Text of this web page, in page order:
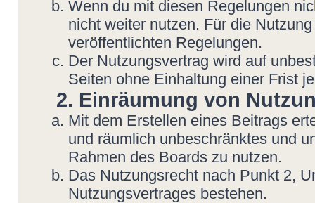
Wenn du mit diesen Regelungen
nicht weiter nutzen. Für die
veröffentlichten Regelungen.
Der Nutzungsvertrag wird auf
Seiten ohne Einhaltung einer Frist
2. Einräumung von
Mit dem Erstellen eines Beitrags
und räumlich unbeschränktes und
Rahmen des Boards zu nutzen.
Das Nutzungsrecht nach Punkt 2,
Nutzungsvertrages bestehen.